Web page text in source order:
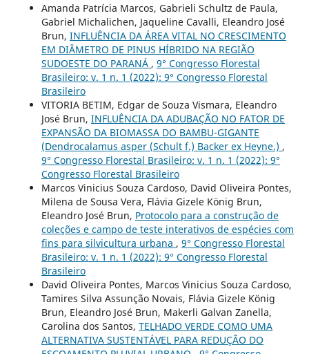
Amanda Patrícia Marcos, Gabrieli Schultz de Paula,
Gabriel Michalichen, Jaqueline Cavalli, Eleandro José
Brun, INFLUÊNCIA DA ÁREA VITAL NO CRESCIMENTO
EM DIÂMETRO DE PINUS HÍBRIDO NA REGIÃO
SUDOESTE DO PARANÁ , 9° Congresso Florestal
Brasileiro: v. 1 n. 1 (2022): 9° Congresso Florestal
Brasileiro
VITORIA BETIM, Edgar de Souza Vismara, Eleandro
José Brun, INFLUÊNCIA DA ADUBAÇÃO NO FATOR DE
EXPANSÃO DA BIOMASSA DO BAMBU-GIGANTE
(Dendrocalamus asper (Schult f.) Backer ex Heyne.) ,
9° Congresso Florestal Brasileiro: v. 1 n. 1 (2022): 9°
Congresso Florestal Brasileiro
Marcos Vinicius Souza Cardoso, David Oliveira Pontes,
Milena de Sousa Vera, Flávia Gizele König Brun,
Eleandro José Brun, Protocolo para a construção de
coleções e campo de teste interativos de espécies com
fins para silvicultura urbana , 9° Congresso Florestal
Brasileiro: v. 1 n. 1 (2022): 9° Congresso Florestal
Brasileiro
David Oliveira Pontes, Marcos Vinicius Souza Cardoso,
Tamires Silva Assunção Novais, Flávia Gizele König
Brun, Eleandro José Brun, Makerli Galvan Zanella,
Carolina dos Santos, TELHADO VERDE COMO UMA
ALTERNATIVA SUSTENTÁVEL PARA REDUÇÃO DO